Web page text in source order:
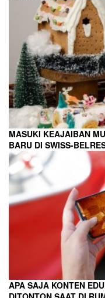
MASUKI KEAJAIBAN
BARU DI SWISS-
APA SAJA KONTEN